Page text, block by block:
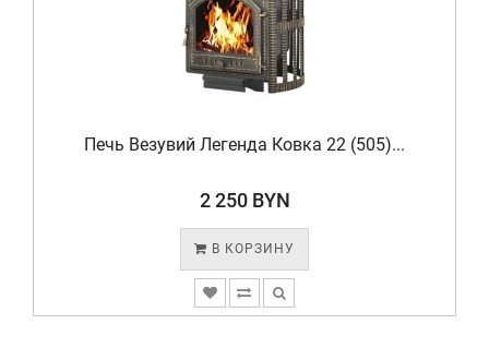
Печь Везувий Легенда Ковка 22 (505)...
2 250 BYN
В КОРЗИНУ